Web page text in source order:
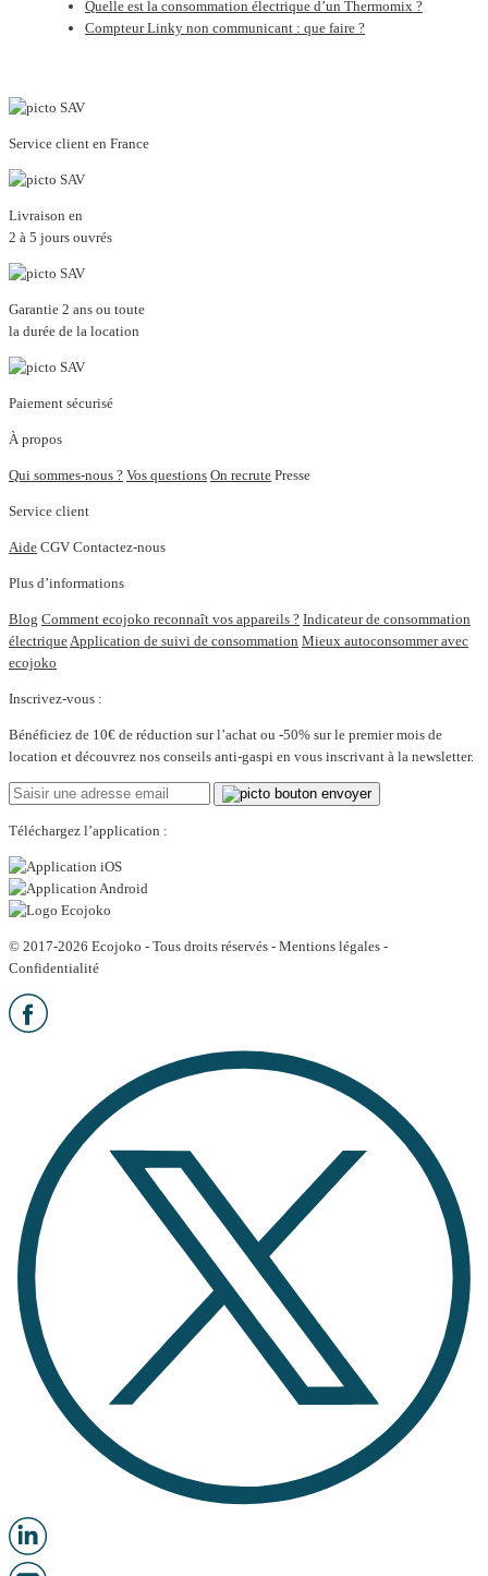
Quelle est la consommation électrique d’un Thermomix ?
Compteur Linky non communicant : que faire ?
Service client en France
Livraison en
2 à 5 jours ouvrés
Garantie 2 ans ou toute
la durée de la location
Paiement sécurisé
À propos
Qui sommes-nous ? Vos questions On recrute Presse
Service client
Aide CGV Contactez-nous
Plus d’informations
Blog Comment ecojoko reconnaît vos appareils ? Indicateur de consommation
électriqueApplication de suivi de consommation Mieux autoconsommer avec
ecojoko
Inscrivez-vous :
Bénéficiez de 10€ de réduction sur l’achat ou -50% sur le premier mois de
location et découvrez nos conseils anti-gaspi en vous inscrivant à la newsletter.
Téléchargez l’application :
© 2017-2026 Ecojoko - Tous droits réservés - Mentions légales -
Confidentialité